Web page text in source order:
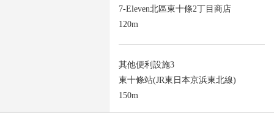
7-Eleven北區東十條2丁目商店
120m
其他便利設施3
東十條站(JR東日本京浜東北線)
150m